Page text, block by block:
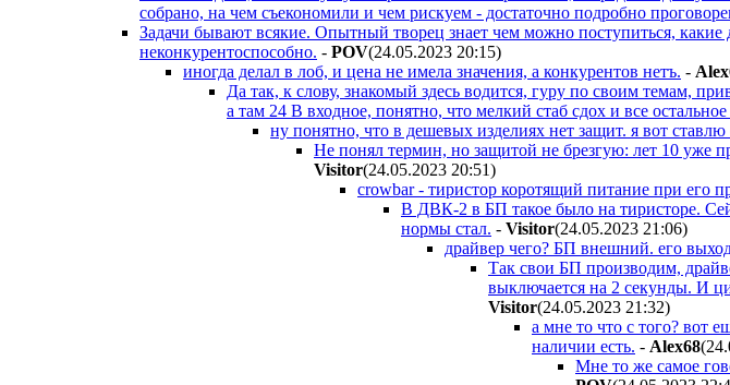
собрано, на чем съекономили и чем рискуем - достаточно подробно
Задачи бывают всякие. Опытный творец знает чем можно поступиться,
неконкурентоспособно. - POV(24.05.2023 20:15)
иногда делал в лоб, и цена не имела значения, а конкурентов нетъ. -
Да так, к слову, знакомый здесь водится, гуру по своим темам,
а там 24 В входное, понятно, что мелкий стаб сдох и все
ну понятно, что в дешевых изделиях нет защит. я вот ставлю
Не понял термин, но защитой не брезгую: лет 10 уже
Visitor(24.05.2023 20:51)
crowbar - тиристор коротящий питание при его
В ДВК-2 в БП такое было на тиристоре.
нормы стал. - Visitor(24.05.2023 21:06)
драйвер чего? БП внешний. его
Так свои БП производим,
выключается на 2 секунды. И
Visitor(24.05.2023 21:32)
а мне то что с того? вот
наличии есть. - Alex68
Мне то же самое